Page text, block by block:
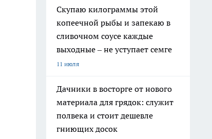
Скупаю килограммы этой
копеечной рыбы и запекаю в
сливочном соусе каждые
выходные – не уступает семге
11 июля
Дачники в восторге от нового
материала для грядок: служит
полвека и стоит дешевле
гниющих досок